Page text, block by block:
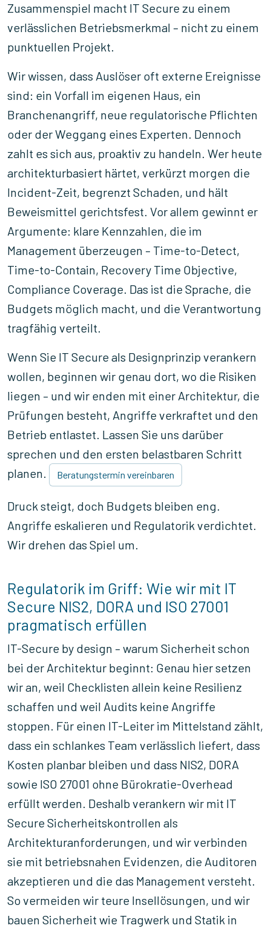
Zusammenspiel macht IT Secure zu einem
verlässlichen Betriebsmerkmal – nicht zu einem
punktuellen Projekt.
Wir wissen, dass Auslöser oft externe Ereignisse
sind: ein Vorfall im eigenen Haus, ein
Branchenangriff, neue regulatorische Pflichten
oder der Weggang eines Experten. Dennoch
zahlt es sich aus, proaktiv zu handeln. Wer heute
architekturbasiert härtet, verkürzt morgen die
Incident-Zeit, begrenzt Schaden, und hält
Beweismittel gerichtsfest. Vor allem gewinnt er
Argumente: klare Kennzahlen, die im
Management überzeugen – Time-to-Detect,
Time-to-Contain, Recovery Time Objective,
Compliance Coverage. Das ist die Sprache, die
Budgets möglich macht, und die Verantwortung
tragfähig verteilt.
Wenn Sie IT Secure als Designprinzip verankern
wollen, beginnen wir genau dort, wo die Risiken
liegen – und wir enden mit einer Architektur, die
Prüfungen besteht, Angriffe verkraftet und den
Betrieb entlastet. Lassen Sie uns darüber
sprechen und den ersten belastbaren Schritt
planen.
Beratungstermin vereinbaren
Druck steigt, doch Budgets bleiben eng.
Angriffe eskalieren und Regulatorik verdichtet.
Wir drehen das Spiel um.
Regulatorik im Griff: Wie wir mit IT
Secure NIS2, DORA und ISO 27001
pragmatisch erfüllen
IT-Secure by design – warum Sicherheit schon
bei der Architektur beginnt: Genau hier setzen
wir an, weil Checklisten allein keine Resilienz
schaffen und weil Audits keine Angriffe
stoppen. Für einen IT-Leiter im Mittelstand zählt,
dass ein schlankes Team verlässlich liefert, dass
Kosten planbar bleiben und dass NIS2, DORA
sowie ISO 27001 ohne Bürokratie-Overhead
erfüllt werden. Deshalb verankern wir mit IT
Secure Sicherheitskontrollen als
Architekturanforderungen, und wir verbinden
sie mit betriebsnahen Evidenzen, die Auditoren
akzeptieren und die das Management versteht.
So vermeiden wir teure Insellösungen, und wir
bauen Sicherheit wie Tragwerk und Statik in